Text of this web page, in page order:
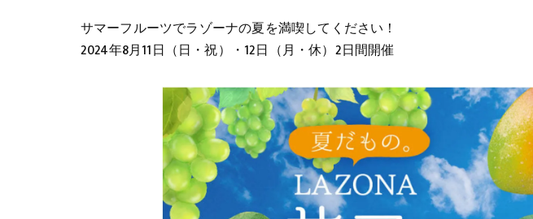
サマーフルーツでラゾーナの夏を満喫してください！
2024年8月11日（日・祝）・12日（月・休）2日間開催